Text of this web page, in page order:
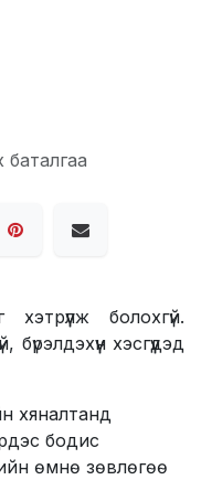
болохгүй.
хэсгүүдэд
хяналтанд
бодис
өмнө зөвлөгөө